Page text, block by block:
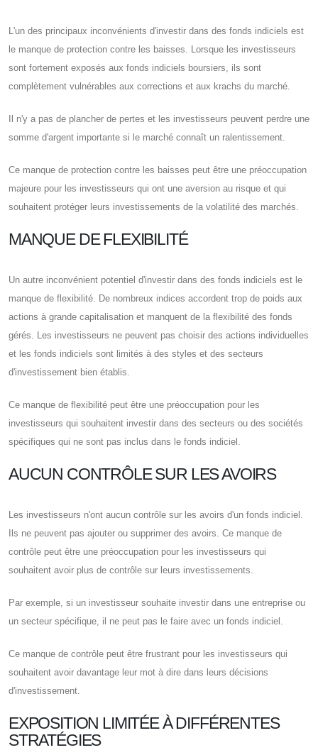
L'un des principaux inconvénients d'investir dans des fonds indiciels est
le manque de protection contre les baisses. Lorsque les investisseurs
sont fortement exposés aux fonds indiciels boursiers, ils sont
complètement vulnérables aux corrections et aux krachs du marché.
Il n'y a pas de plancher de pertes et les investisseurs peuvent perdre une
somme d'argent importante si le marché connaît un ralentissement.
Ce manque de protection contre les baisses peut être une préoccupation
majeure pour les investisseurs qui ont une aversion au risque et qui
souhaitent protéger leurs investissements de la volatilité des marchés.
MANQUE DE FLEXIBILITÉ
Un autre inconvénient potentiel d'investir dans des fonds indiciels est le
manque de flexibilité. De nombreux indices accordent trop de poids aux
actions à grande capitalisation et manquent de la flexibilité des fonds
gérés. Les investisseurs ne peuvent pas choisir des actions individuelles
et les fonds indiciels sont limités à des styles et des secteurs
d'investissement bien établis.
Ce manque de flexibilité peut être une préoccupation pour les
investisseurs qui souhaitent investir dans des secteurs ou des sociétés
spécifiques qui ne sont pas inclus dans le fonds indiciel.
AUCUN CONTRÔLE SUR LES AVOIRS
Les investisseurs n'ont aucun contrôle sur les avoirs d'un fonds indiciel.
Ils ne peuvent pas ajouter ou supprimer des avoirs. Ce manque de
contrôle peut être une préoccupation pour les investisseurs qui
souhaitent avoir plus de contrôle sur leurs investissements.
Par exemple, si un investisseur souhaite investir dans une entreprise ou
un secteur spécifique, il ne peut pas le faire avec un fonds indiciel.
Ce manque de contrôle peut être frustrant pour les investisseurs qui
souhaitent avoir davantage leur mot à dire dans leurs décisions
d'investissement.
EXPOSITION LIMITÉE À DIFFÉRENTES
STRATÉGIES